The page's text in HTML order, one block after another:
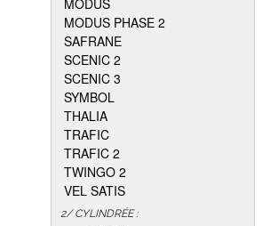
MODUS
MODUS PHASE 2
SAFRANE
SCENIC 2
SCENIC 3
SYMBOL
THALIA
TRAFIC
TRAFIC 2
TWINGO 2
VEL SATIS
2/ CYLINDRÉE :